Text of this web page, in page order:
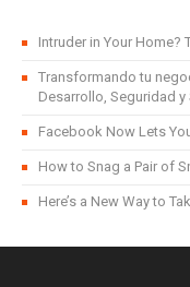
Intruder in Your Home?
Transformando tu
Desarrollo, Seguridad
Facebook Now Lets
How to Snag a Pair of
Here’s a New Way to